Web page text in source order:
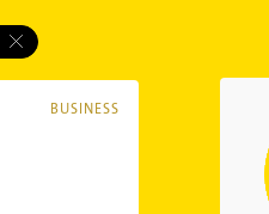
BUSINESS